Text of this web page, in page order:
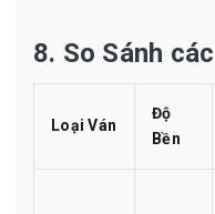
8. So Sánh
Loại Ván
Độ
Bền